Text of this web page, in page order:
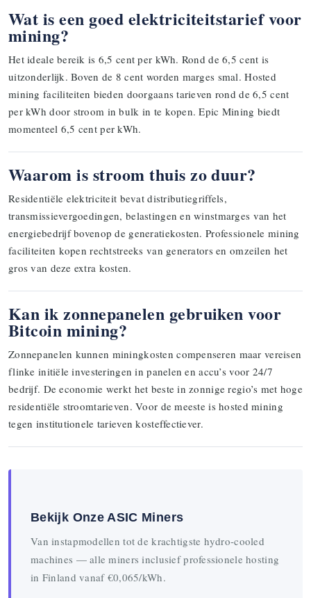
Wat is een goed elektriciteitstarief voor
mining?
Het ideale bereik is 6,5 cent per kWh. Rond de 6,5 cent is
uitzonderlijk. Boven de 8 cent worden marges smal. Hosted
mining faciliteiten bieden doorgaans tarieven rond de 6,5 cent
per kWh door stroom in bulk in te kopen. Epic Mining biedt
momenteel 6,5 cent per kWh.
Waarom is stroom thuis zo duur?
Residentiële elektriciteit bevat distributiegriffels,
transmissievergoedingen, belastingen en winstmarges van het
energiebedrijf bovenop de generatiekosten. Professionele mining
faciliteiten kopen rechtstreeks van generators en omzeilen het
gros van deze extra kosten.
Kan ik zonnepanelen gebruiken voor
Bitcoin mining?
Zonnepanelen kunnen miningkosten compenseren maar vereisen
flinke initiële investeringen in panelen en accu’s voor 24/7
bedrijf. De economie werkt het beste in zonnige regio’s met hoge
residentiële stroomtarieven. Voor de meeste is hosted mining
tegen institutionele tarieven kosteffectiever.
Bekijk Onze ASIC Miners
Van instapmodellen tot de krachtigste hydro-cooled
machines — alle miners inclusief professionele hosting
in Finland vanaf €0,065/kWh.